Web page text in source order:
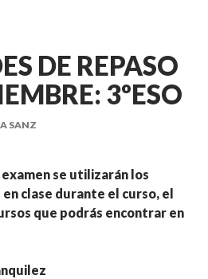
DE REPASO
3ºESO
SANZ
se utilizarán los
clase durante el curso, el
que podrás encontrar en